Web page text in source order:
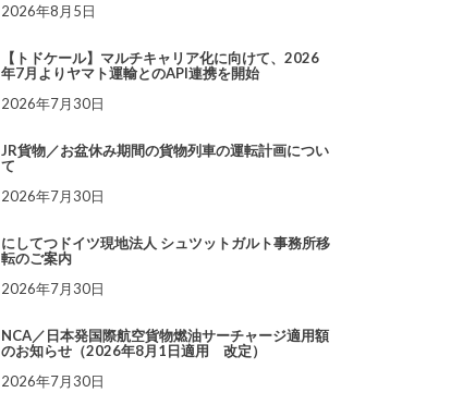
2026年8月5日
【トドケール】マルチキャリア化に向けて、2026
年7月よりヤマト運輸とのAPI連携を開始
2026年7月30日
JR貨物／お盆休み期間の貨物列車の運転計画につい
て
2026年7月30日
にしてつドイツ現地法人 シュツットガルト事務所移
転のご案内
2026年7月30日
NCA／日本発国際航空貨物燃油サーチャージ適用額
のお知らせ（2026年8月1日適用 改定）
2026年7月30日